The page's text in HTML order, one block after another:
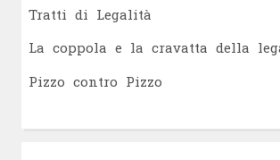
Tratti di Legalità
La coppola e la cravatta della
Pizzo contro Pizzo